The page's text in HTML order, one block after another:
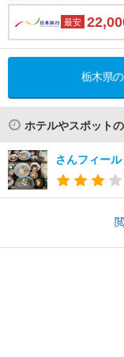
最安
栃木県
ホテルやスポット
さんフィール